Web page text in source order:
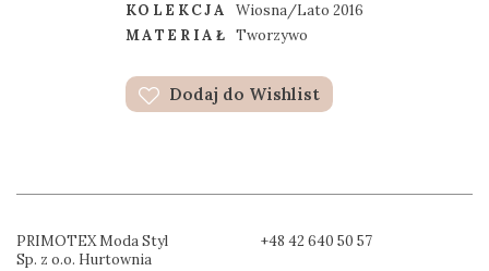
KOLEKCJA
Wiosna/Lato 2016
MATERIAŁ Tworzywo
Dodaj do Wishlist
PRIMOTEX Moda Styl
Sp. z o.o. Hurtownia
+48 42 640 50 57